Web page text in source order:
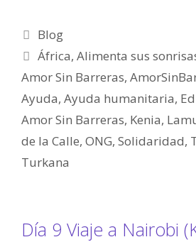
Blog
África,Alimenta sus
Amor Sin Barreras,
Ayuda, Ayuda humanitaria,
Amor Sin Barreras, Kenia,
de la Calle, ONG, Solidaridad,
Turkana
Día 9 Viaje a Nairobi